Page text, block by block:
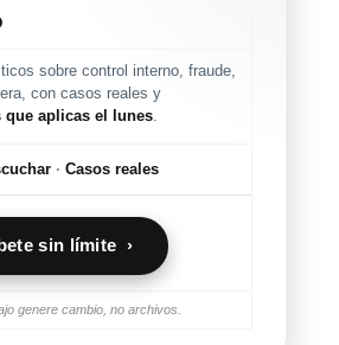
sobre control interno, fraude,
con casos reales y
que aplicas el lunes.
· Casos reales
sin límite ›
genere cambio, no archivos.